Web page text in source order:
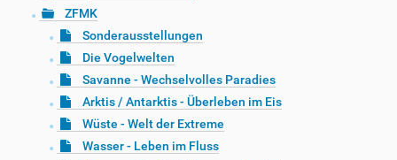
ZFMK
Sonderausstellungen
Die Vogelwelten
Savanne - Wechselvolles Paradies
Arktis / Antarktis - Überleben im Eis
Wüste - Welt der Extreme
Wasser - Leben im Fluss